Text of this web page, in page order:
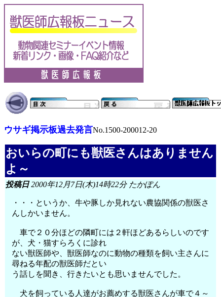
ウサギ掲示板過去発言No.1500-200012-20
おいらの町にも獣医さんはありません
よ～
投稿日2000年12月7日(木)14時22分 たかぽん
・・・というか、牛や豚しか見れない農協関係の獣医さ
んしかいません。
車で２０分ほどの隣町には２軒ほどあるらしいのです
が、犬・猫すらろくに診れ
ない獣医師や、獣医師なのに動物の種類を飼い主さんに
尋ねる年配の獣医師だとい
う話しを聞き、行きたいとも思いませんでした。
犬を飼っている人達がお薦めする獣医さんが車で４～